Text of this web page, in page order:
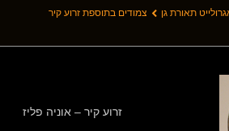
תאורת גן צמודים בתוספת זרוע קיר
זרוע קיר – אוניה פליז